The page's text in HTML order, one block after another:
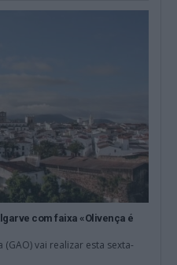
com faixa «Olivença é
vai realizar esta sexta-